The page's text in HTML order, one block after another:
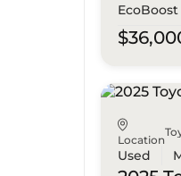
Location
Used